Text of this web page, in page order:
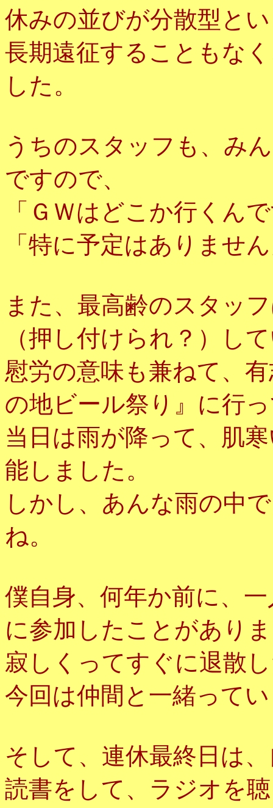
休みの並びが分散型と
長期遠征することもな
した。
うちのスタッフも、み
ですので、
「ＧＷはどこか行くん
「特に予定はありませ
また、最高齢のスタッ
（押し付けられ？）し
慰労の意味も兼ねて、
の地ビール祭り』に行
当日は雨が降って、肌
能しました。
しかし、あんな雨の中
ね。
僕自身、何年か前に、
に参加したことがあり
寂しくってすぐに退散
今回は仲間と一緒って
そして、連休最終日は
読書をして、ラジオを